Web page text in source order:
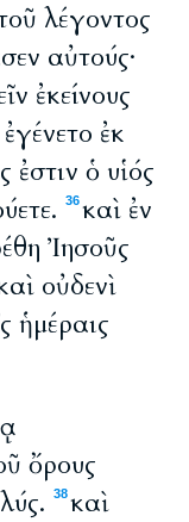
λέγοντος
αὐτούς·
ἐκείνους
ἐκ
ὁ υἱός
36καὶ ἐν
Ἰησοῦς
οὐδενὶ
ἡμέραις
ὄρους
38καὶ